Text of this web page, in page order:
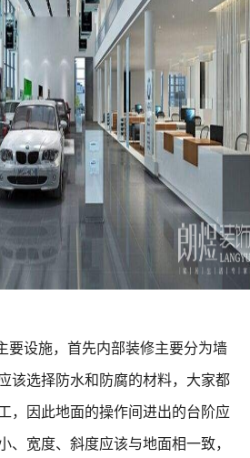
要设施，首先内部装修主要分为墙
该选择防水和防腐的材料，大家都
，因此地面的操作间进出的台阶应
、宽度、斜度应该与地面相一致，